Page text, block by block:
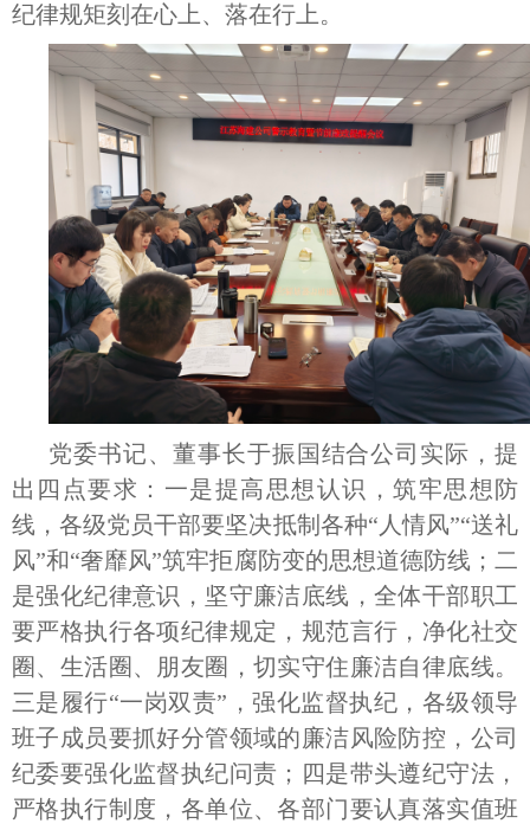
纪律规矩刻在心上、落在行上。
党委书记、董事长于振国结合公司实际，提
出四点要求：一是提高思想认识，筑牢思想防
线，各级党员干部要坚决抵制各种“人情风”“送礼
风”和“奢靡风”筑牢拒腐防变的思想道德防线；二
是强化纪律意识，坚守廉洁底线，全体干部职工
要严格执行各项纪律规定，规范言行，净化社交
圈、生活圈、朋友圈，切实守住廉洁自律底线。
三是履行“一岗双责”，强化监督执纪，各级领导
班子成员要抓好分管领域的廉洁风险防控，公司
纪委要强化监督执纪问责；四是带头遵纪守法，
严格执行制度，各单位、各部门要认真落实值班